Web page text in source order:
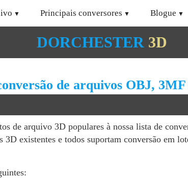
Principais conversores Blogue
DORCHESTER 3D
de arquivos OBJ, 3MF
de arquivo 3D populares à nossa lista de
3D existentes e todos suportam conversão em